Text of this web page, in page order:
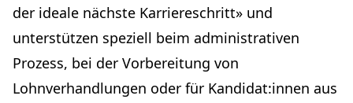
der ideale nächste Karriereschritt» und
unterstützen speziell beim administrativen
Prozess, bei der Vorbereitung von
Lohnverhandlungen oder für Kandidat:innen aus